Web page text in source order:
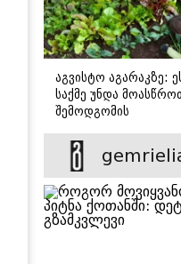
აგვისტო აგარაკზე:
საქმე უნდა
შემოდგომის